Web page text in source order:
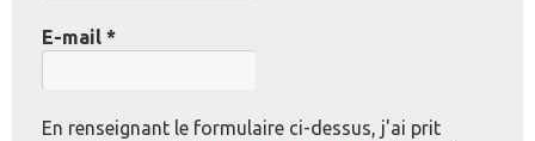
E-mail *
En renseignant le formulaire ci-dessus, j'ai prit